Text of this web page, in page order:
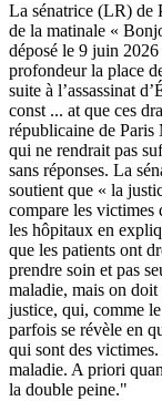
La sénatrice (LR) de
de la matinale «
déposé le 9 juin
profondeur la place
suite à l’assassinat
const ... at que ces
républicaine de Paris
qui ne rendrait pas
sans réponses. La
soutient que « la
compare les victimes
les hôpitaux en
que les patients ont
prendre soin et pas
maladie, mais on
justice, qui, comme
parfois se révèle en
qui sont des
maladie. A priori
la double peine."